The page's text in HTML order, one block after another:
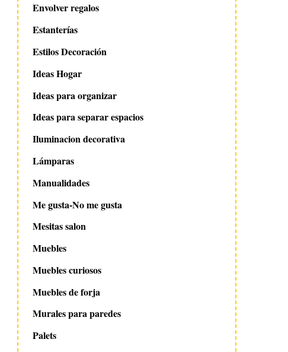
Envolver regalos
Estanterías
Estilos Decoración
Ideas Hogar
Ideas para organizar
Ideas para separar espacios
Iluminacion decorativa
Lámparas
Manualidades
Me gusta-No me gusta
Mesitas salon
Muebles
Muebles curiosos
Muebles de forja
Murales para paredes
Palets